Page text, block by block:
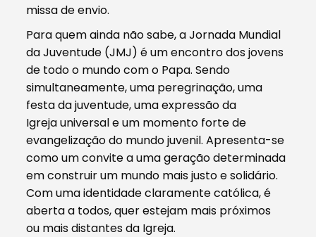
missa de envio.
Para quem ainda não sabe, a Jornada Mundial
da Juventude (JMJ) é um encontro dos jovens
de todo o mundo com o Papa. Sendo
simultaneamente, uma peregrinação, uma
festa da juventude, uma expressão da
Igreja universal e um momento forte de
evangelização do mundo juvenil. Apresenta-se
como um convite a uma geração determinada
em construir um mundo mais justo e solidário.
Com uma identidade claramente católica, é
aberta a todos, quer estejam mais próximos
ou mais distantes da Igreja.